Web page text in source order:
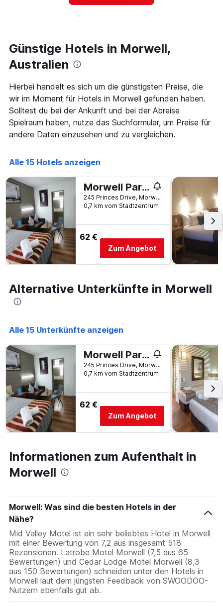
Zimmerpreis
anzeigt.
jeweiligen
Wochentag.
Das
Diagramm
1
X-
Achse,
die
die
Wochentage
Diagramm
hat
1
Y-
Achse,
die
den
durchschnittlichen
Zimmerpreis
anzeigt.
Günstige Hotels in Morwell,
Australien
Hierbei handelt es sich um die günstigsten Preise, die
wir im Moment für Hotels in Morwell gefunden haben.
Solltest du bei der Ankunft und bei der Abreise
Spielraum haben, nutze das Suchformular, um Preise für
andere Daten einzusehen und zu vergleichen.
Alle 15 Hotels anzeigen
Morwell Parkside Motel
245 Princes Drive, Morwell, VIC, Australien
0,7 km vom Stadtzentrum
62 €
Zum Angebot
Alternative Unterkünfte in Morwell
Alle 15 Unterkünfte anzeigen
Morwell Parkside Motel
245 Princes Drive, Morwell, VIC, Australien
0,7 km vom Stadtzentrum
62 €
Zum Angebot
Informationen zum Aufenthalt in
Morwell
Morwell: Was sind die besten Hotels in der
Nähe?
Mid Valley Motel ist ein sehr beliebtes Hotel in Morwell
mit einer Bewertung von 7,2 aus insgesamt 518
Rezensionen. Latrobe Motel Morwell (7,5 aus 65
Bewertungen) und Cedar Lodge Motel Morwell (8,3
aus 150 Bewertungen) schneiden unter den Hotels in
Morwell laut dem jüngsten Feedback von SWOODOO-
Nutzern ebenfalls gut ab.